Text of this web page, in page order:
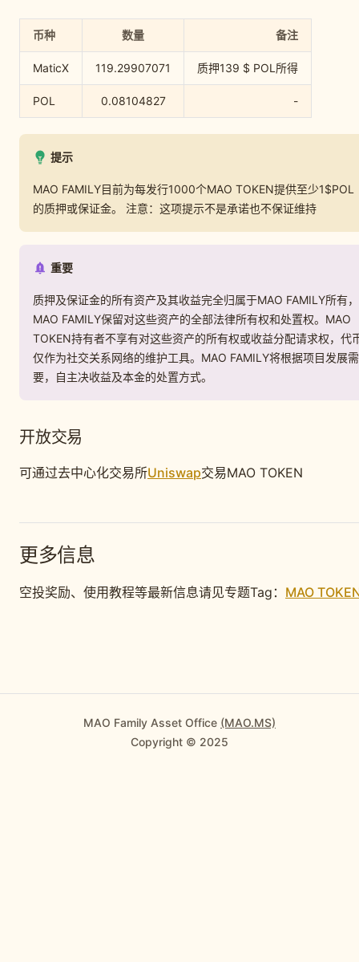
币种 数量 备注
MaticX 119.29907071 质押139 $ POL所得
POL 0.08104827 -
提示
MAO FAMILY目前为每发行1000个MAO TOKEN提供至少1$POL
的质押或保证金。 注意：这项提示不是承诺也不保证维持
重要
质押及保证金的所有资产及其收益完全归属于MAO FAMILY所有，
MAO FAMILY保留对这些资产的全部法律所有权和处置权。MAO
TOKEN持有者不享有对这些资产的所有权或收益分配请求权，代
仅作为社交关系网络的维护工具。MAO FAMILY将根据项目发展需
要，自主决收益及本金的处置方式。
开放交易
可通过去中心化交易所Uniswap交易MAO TOKEN
更多信息
空投奖励、使用教程等最新信息请见专题Tag： MAO
MAO Family Asset Office (MAO.MS)
Copyright © 2025